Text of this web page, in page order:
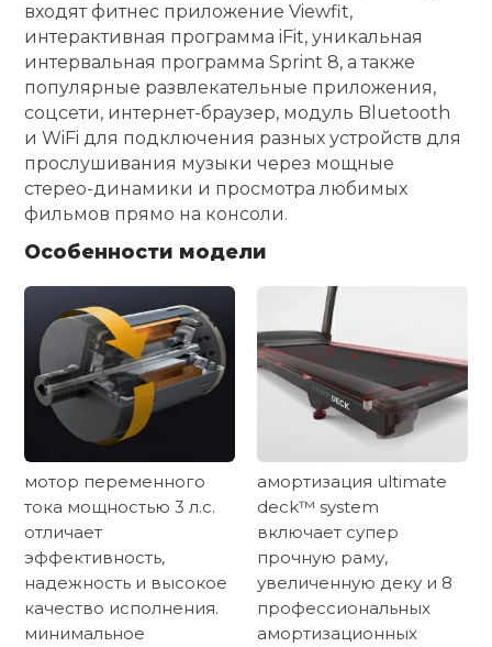
входят фитнес приложение Viewfit,
интерактивная программа iFit, уникальная
интервальная программа Sprint 8, а также
популярные развлекательные приложения,
соцсети, интернет-браузер, модуль Bluetooth
и WiFi для подключения разных устройств для
прослушивания музыки через мощные
стерео-динамики и просмотра любимых
фильмов прямо на консоли.
Особенности модели
мотор переменного
тока мощностью 3 л.с.
отличает
эффективность,
надежность и высокое
качество исполнения.
минимальное
амортизация ultimate
deck™ system
включает супер
прочную раму,
увеличенную деку и 8
профессиональных
амортизационных